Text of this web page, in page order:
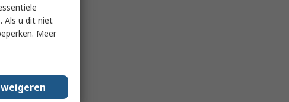
Als u dit niet
Meer